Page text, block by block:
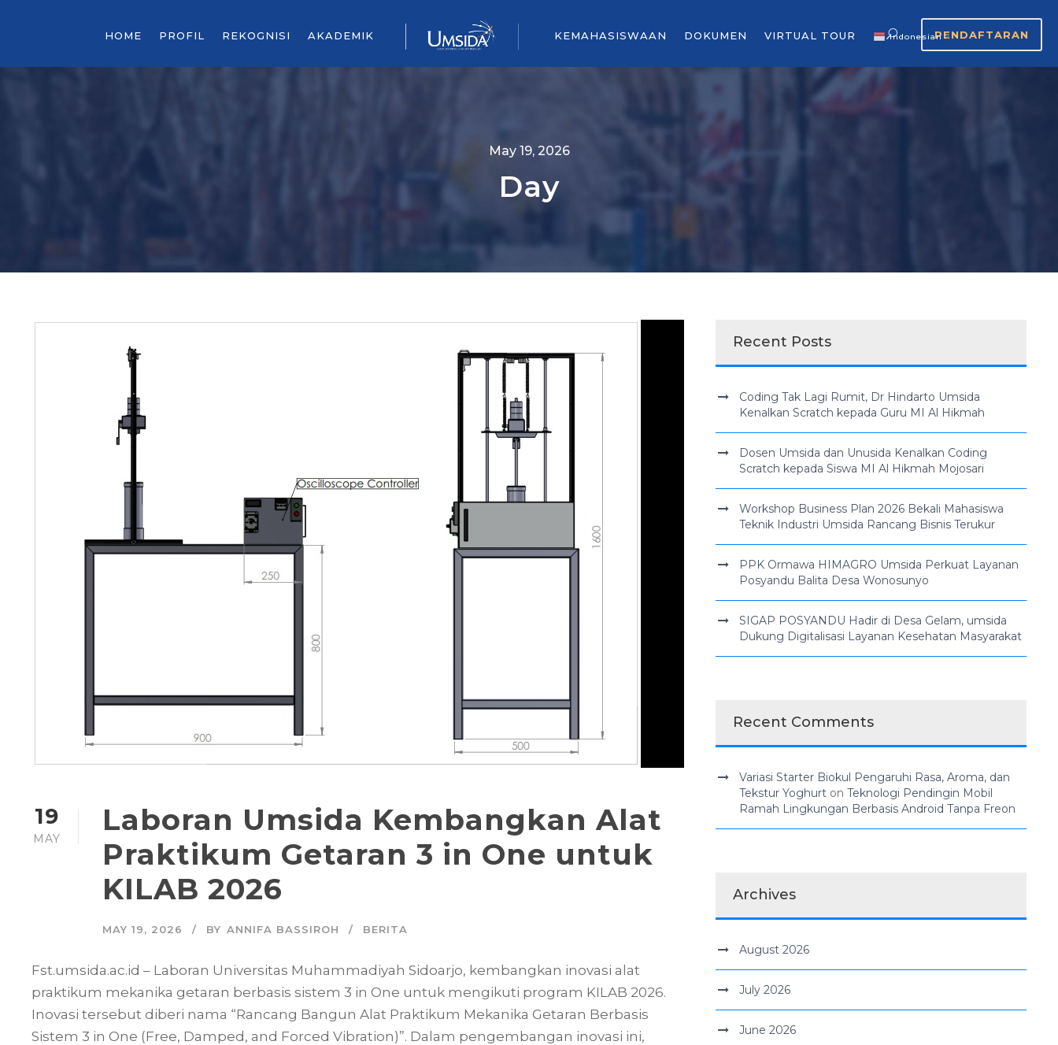
HOME PROFIL REKOGNISI AKADEMIK KEMAHASISWAAN DOKUMEN VIRTUAL TOUR Indonesian ▼
PENDAFTARAN
May 19, 2026
Day
19
MAY
Laboran Umsida Kembangkan Alat
Praktikum Getaran 3 in One untuk
KILAB 2026
MAY 19, 2026 BY ANNIFA BASSIROH BERITA
Fst.umsida.ac.id – Laboran Universitas Muhammadiyah Sidoarjo, kembangkan inovasi alat
praktikum mekanika getaran berbasis sistem 3 in One untuk mengikuti program KILAB 2026.
Inovasi tersebut diberi nama “Rancang Bangun Alat Praktikum Mekanika Getaran Berbasis
Sistem 3 in One (Free, Damped, and Forced Vibration)”. Dalam pengembangan inovasi ini,
Recent Posts
Coding Tak Lagi Rumit, Dr Hindarto Umsida
Kenalkan Scratch kepada Guru MI Al Hikmah
Dosen Umsida dan Unusida Kenalkan Coding
Scratch kepada Siswa MI Al Hikmah Mojosari
Workshop Business Plan 2026 Bekali Mahasiswa
Teknik Industri Umsida Rancang Bisnis Terukur
PPK Ormawa HIMAGRO Umsida Perkuat Layanan
Posyandu Balita Desa Wonosunyo
SIGAP POSYANDU Hadir di Desa Gelam, umsida
Dukung Digitalisasi Layanan Kesehatan Masyarakat
Recent Comments
Variasi Starter Biokul Pengaruhi Rasa, Aroma, dan
Tekstur Yoghurt onTeknologi Pendingin Mobil
Ramah Lingkungan Berbasis Android Tanpa Freon
Archives
August 2026
July 2026
June 2026